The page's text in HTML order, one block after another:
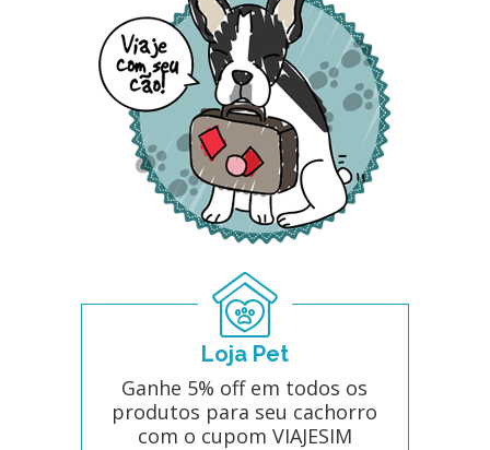
Loja Pet
Ganhe 5% off em todos os
produtos para seu cachorro
com o cupom VIAJESIM